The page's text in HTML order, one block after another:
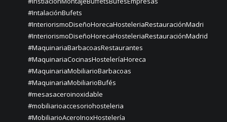
#IntalaciónBufets
#InteriorismoDiseñoHorecaHosteleriaRestauraciónMadri
#InteriorismoDiseñoHorecaHosteleriaRestauraciónMadrid
#MaquinariaBarbacoasRestaurantes
#MaquinariaCocinasHosteleríaHoreca
#MaquinariaMobiliarioBarbacoas
#MaquinariaMobiliarioBufés
#mesasaceroinoxidable
#mobiliarioaccesoriohosteleria
#MobiliarioAceroInoxHostelería